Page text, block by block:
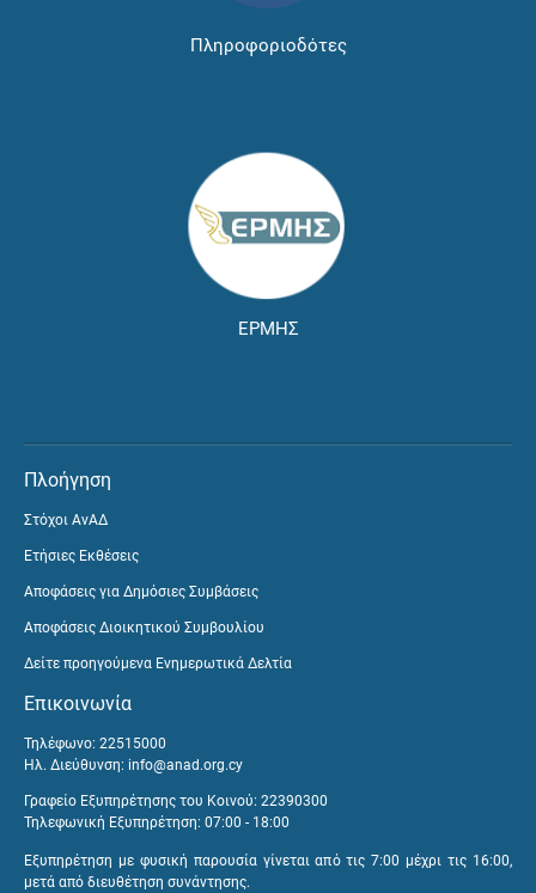
Πληροφοριοδότες
ΕΡΜΗΣ
Πλοήγηση
Στόχοι ΑνΑΔ
Ετήσιες Εκθέσεις
Αποφάσεις για Δημόσιες Συμβάσεις
Αποφάσεις Διοικητικού Συμβουλίου
Δείτε προηγούμενα Ενημερωτικά Δελτία
Επικοινωνία
Τηλέφωνο: 22515000
Ηλ. Διεύθυνση: info@anad.org.cy
Γραφείο Εξυπηρέτησης του Κοινού: 22390300
Τηλεφωνική Εξυπηρέτηση: 07:00 - 18:00
Εξυπηρέτηση με φυσική παρουσία γίνεται από τις 7:00 μέχρι τις 16:00,
μετά από διευθέτηση συνάντησης.